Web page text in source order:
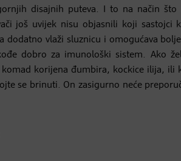
disajnih puteva. I to na način
još uvijek nisu objasnili koji
dodatno vlaži sluznicu i omogućava
dobro za imunološki sistem. Ako
korijena đumbira, kockice ilija,
se brinuti. On zasigurno neće